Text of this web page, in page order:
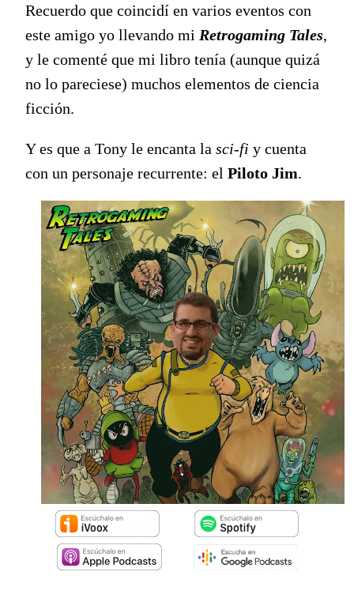
Recuerdo que coincidí en varios eventos con
este amigo yo llevando mi Retrogaming Tales,
y le comenté que mi libro tenía (aunque quizá
no lo pareciese) muchos elementos de ciencia
ficción.
Y es que a Tony le encanta la sci-fi y cuenta
con un personaje recurrente: el Piloto Jim.